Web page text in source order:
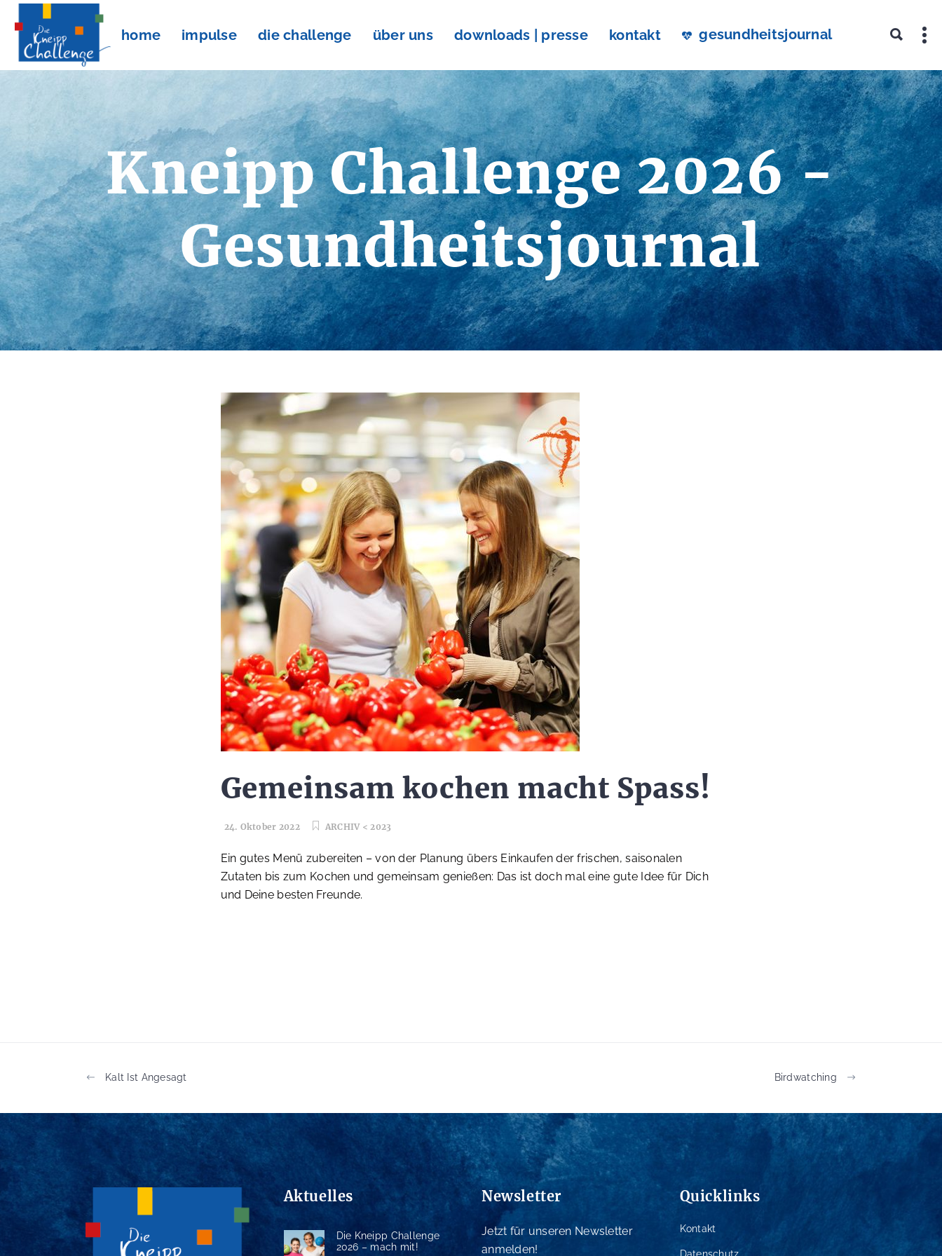
home impulse die challenge über uns downloads | presse kontakt gesundheitsjournal
Kneipp Challenge 2026 -
Gesundheitsjournal
Gemeinsam kochen macht Spass!
24. Oktober 2022 ARCHIV < 2023
Ein gutes Menü zubereiten – von der Planung übers Einkaufen der frischen, saisonalen
Zutaten bis zum Kochen und gemeinsam genießen: Das ist doch mal eine gute Idee für Dich
und Deine besten Freunde.
Kalt Ist Angesagt Birdwatching
Aktuelles
Die Kneipp Challenge
2026 – mach mit!
Newsletter
Jetzt für unseren Newsletter
anmelden!
Quicklinks
Kontakt